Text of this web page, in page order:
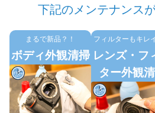
下記のメンテナンス
まるで新品？！
ボディ外観清掃
フィルターもキレ
レンズ・フ
ター外観